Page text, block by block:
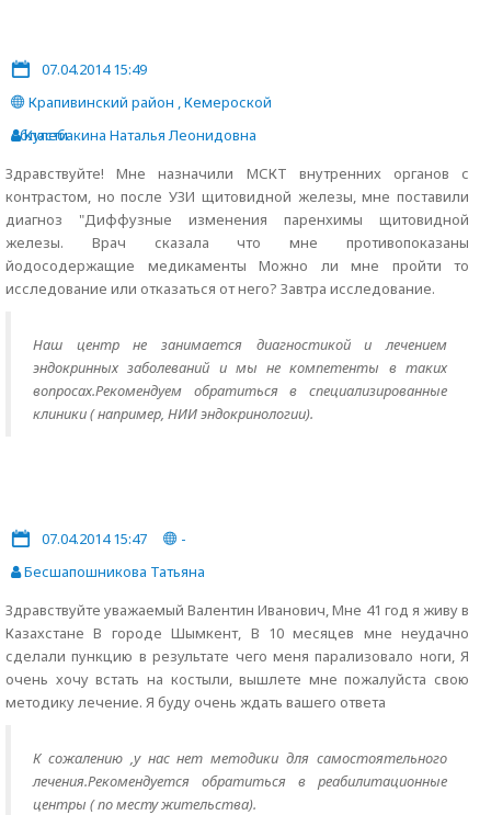
07.04.2014 15:49
Крапивинский район , Кемероской
области
Кулебакина Наталья Леонидовна
Здравствуйте! Мне назначили МСКТ внутренних органов с
контрастом, но после УЗИ щитовидной железы, мне поставили
диагноз "Диффузные изменения паренхимы щитовидной
железы. Врач сказала что мне противопоказаны
йодосодержащие медикаменты Можно ли мне пройти то
исследование или отказаться от него? Завтра исследование.
Наш центр не занимается диагностикой и лечением
эндокринных заболеваний и мы не компетенты в таких
вопросах.Рекомендуем обратиться в специализированные
клиники ( например, НИИ эндокринологии).
07.04.2014 15:47
-
Бесшапошникова Татьяна
Здравствуйте уважаемый Валентин Иванович, Мне 41 год я живу в
Казахстане В городе Шымкент, В 10 месяцев мне неудачно
сделали пункцию в результате чего меня парализовало ноги, Я
очень хочу встать на костыли, вышлете мне пожалуйста свою
методику лечение. Я буду очень ждать вашего ответа
К сожалению ,у нас нет методики для самостоятельного
лечения.Рекомендуется обратиться в реабилитационные
центры ( по месту жительства).